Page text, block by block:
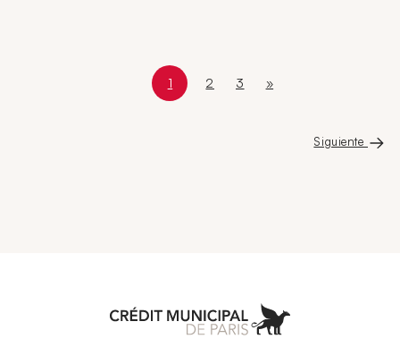
Page 1 sur 4
Page courante
1 Page
2 Page
3 Dernière page
»
Siguiente